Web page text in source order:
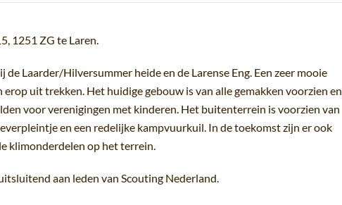
1251 ZG te Laren.
Laarder/Hilversummer heide en de Larense Eng. Een zeer mooie
uit trekken. Het huidige gebouw is van alle gemakken voorzien en
voor verenigingen met kinderen. Het buitenterrein is voorzien van
en een redelijke kampvuurkuil. In de toekomst zijn er ook
klimonderdelen op het terrein.
aan leden van Scouting Nederland.